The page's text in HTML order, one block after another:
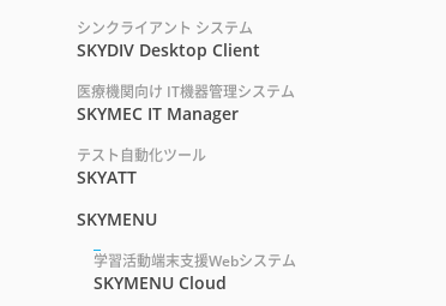
シンクライアント システム
SKYDIV Desktop Client
医療機関向け IT機器管理システム
SKYMEC IT Manager
テスト自動化ツール
SKYATT
SKYMENU
学習活動端末支援Webシステム
SKYMENU Cloud